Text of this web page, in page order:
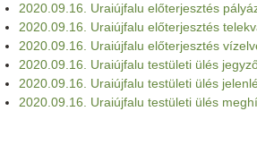
2020.09.16. Uraiújfalu előterjesztés
2020.09.16. Uraiújfalu előterjesztés
2020.09.16. Uraiújfalu előterjesztés
2020.09.16. Uraiújfalu testületi ülés
2020.09.16. Uraiújfalu testületi ülés
2020.09.16. Uraiújfalu testületi ülés